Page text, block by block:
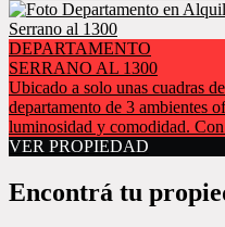
DEPARTAMENTO
SERRANO AL 1300
Ubicado a solo unas cuadras
departamento de 3 ambientes
luminosidad y comodidad.
VER PROPIEDAD
Encontrá tu